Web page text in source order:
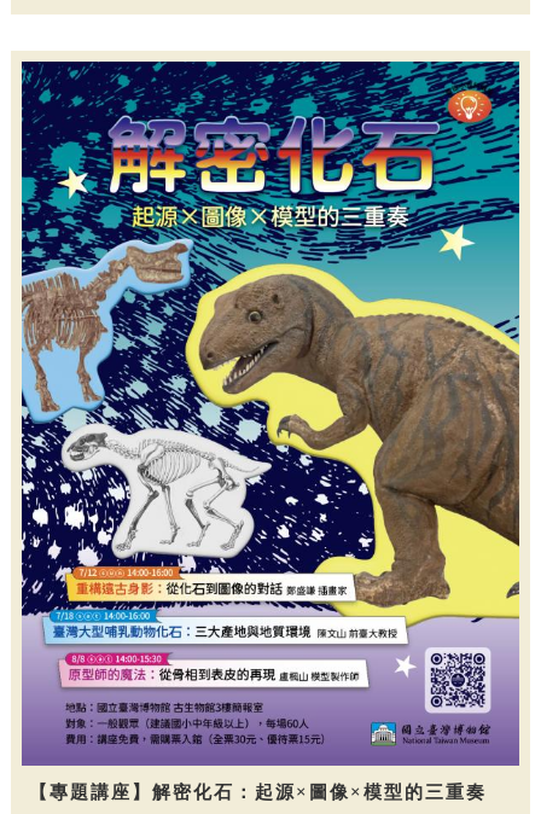
【專題講座】解密化石：起源×圖像×模型的三重奏